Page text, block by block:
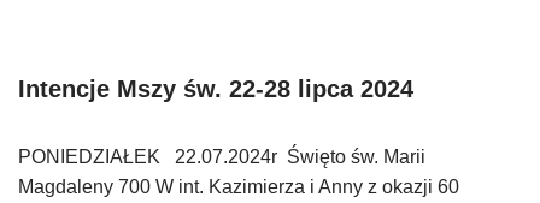
Intencje Mszy św. 22-28 lipca 2024
PONIEDZIAŁEK 22.07.2024r Święto św. Marii
Magdaleny 700 W int. Kazimierza i Anny z okazji 60